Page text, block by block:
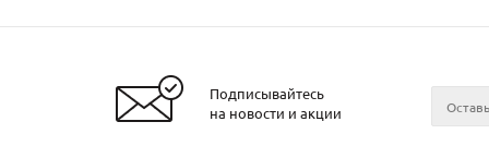
Подписывайтесь
на новости и акции
Заказать металл